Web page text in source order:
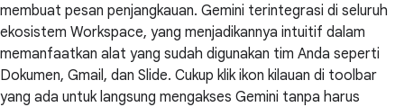
membuat pesan penjangkauan. Gemini terintegrasi di seluruh
ekosistem Workspace, yang menjadikannya intuitif dalam
memanfaatkan alat yang sudah digunakan tim Anda seperti
Dokumen, Gmail, dan Slide. Cukup klik ikon kilauan di toolbar
yang ada untuk langsung mengakses Gemini tanpa harus